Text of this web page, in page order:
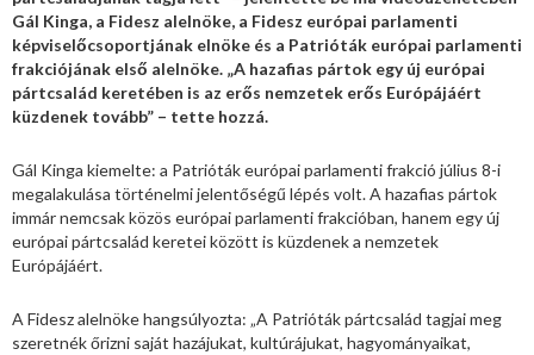
Gál Kinga, a Fidesz alelnöke, a Fidesz európai parlamenti
képviselőcsoportjának elnöke és a Patrióták európai parlamenti
frakciójának első alelnöke. „A hazafias pártok egy új európai
pártcsalád keretében is az erős nemzetek erős Európájáért
küzdenek tovább” – tette hozzá.
Gál Kinga kiemelte: a Patrióták európai parlamenti frakció július 8-i
megalakulása történelmi jelentőségű lépés volt. A hazafias pártok
immár nemcsak közös európai parlamenti frakcióban, hanem egy új
európai pártcsalád keretei között is küzdenek a nemzetek
Európájáért.
A Fidesz alelnöke hangsúlyozta: „A Patrióták pártcsalád tagjai meg
szeretnék őrizni saját hazájukat, kultúrájukat, hagyományaikat,